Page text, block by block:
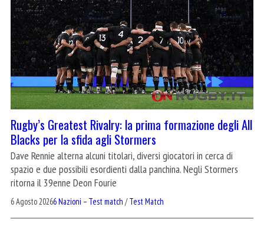
Rugby’s Greatest Rivalry: la prima formazione degli All
Blacks per la sfida agli Stormers
Dave Rennie alterna alcuni titolari, diversi giocatori in cerca di
spazio e due possibili esordienti dalla panchina. Negli Stormers
ritorna il 39enne Deon Fourie
6 Agosto 20266 Nazioni – Test match /Test Match